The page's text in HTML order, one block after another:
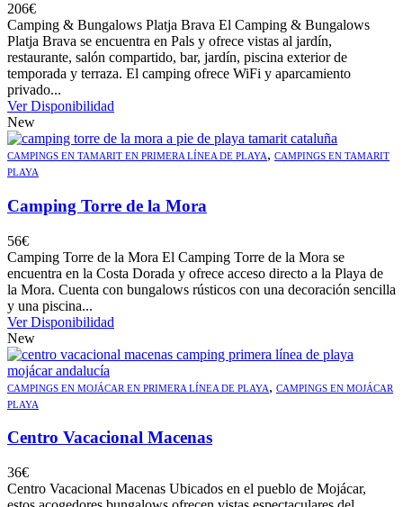
206€
Camping & Bungalows Platja Brava El Camping & Bungalows
Platja Brava se encuentra en Pals y ofrece vistas al jardín,
restaurante, salón compartido, bar, jardín, piscina exterior de
temporada y terraza. El camping ofrece WiFi y aparcamiento
privado...
Ver Disponibilidad
New
CAMPINGS EN TAMARIT EN PRIMERA LÍNEA DE PLAYA, CAMPINGS EN TAMARIT
PLAYA
Camping Torre de la Mora
56€
Camping Torre de la Mora El Camping Torre de la Mora se
encuentra en la Costa Dorada y ofrece acceso directo a la Playa de
la Mora. Cuenta con bungalows rústicos con una decoración sencilla
y una piscina...
Ver Disponibilidad
New
CAMPINGS EN MOJÁCAR EN PRIMERA LÍNEA DE PLAYA, CAMPINGS EN MOJÁCAR
PLAYA
Centro Vacacional Macenas
36€
Centro Vacacional Macenas Ubicados en el pueblo de Mojácar,